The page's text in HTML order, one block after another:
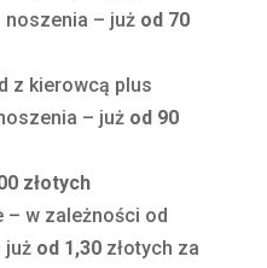
noszenia – już od 70
z kierowcą plus
– już od 90
złotych
– w zależności od
już od 1,30 złotych za